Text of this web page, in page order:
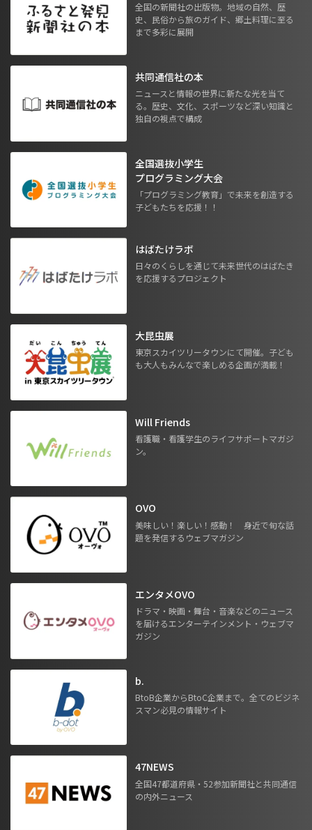
全国の新聞社の出版物。地域の自然、歴
史、民俗から旅のガイド、郷土料理に至る
まで多彩に展開
共同通信社の本
ニュースと情報の世界に新たな光を当て
る。歴史、文化、スポーツなど深い知識と
独自の視点で構成
全国選抜小学生
プログラミング大会
「プログラミング教育」で未来を創造する
子どもたちを応援！！
はばたけラボ
日々のくらしを通じて未来世代のはばたき
を応援するプロジェクト
大昆虫展
東京スカイツリータウンにて開催。子ども
も大人もみんなで楽しめる企画が満載！
Will Friends
看護職・看護学生のライフサポートマガジ
ン。
OVO
美味しい！楽しい！感動！ 身近で旬な話
題を発信するウェブマガジン
エンタメOVO
ドラマ・映画・舞台・音楽などのニュース
を届けるエンターテインメント・ウェブマ
ガジン
b.
BtoB企業からBtoC企業まで。全てのビジネ
スマン必見の情報サイト
47NEWS
全国47都道府県・52参加新聞社と共同通信
の内外ニュース